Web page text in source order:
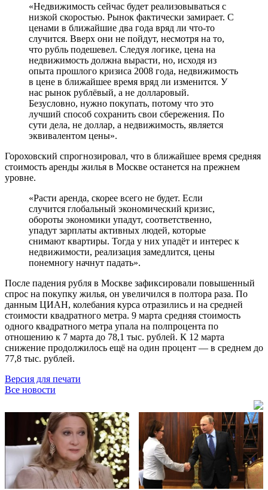
«Недвижимость сейчас будет реализовываться с
низкой скоростью. Рынок фактически замирает. С
ценами в ближайшие два года вряд ли что-то
случится. Вверх они не пойдут, несмотря на то,
что рубль подешевел. Следуя логике, цена на
недвижимость должна вырасти, но, исходя из
опыта прошлого кризиса 2008 года, недвижимость
в цене в ближайшее время вряд ли изменится. У
нас рынок рублёвый, а не долларовый.
Безусловно, нужно покупать, потому что это
лучший способ сохранить свои сбережения. По
сути дела, не доллар, а недвижимость, является
эквивалентом цены».
Гороховский спрогнозировал, что в ближайшее время средняя
стоимость аренды жилья в Москве останется на прежнем
уровне.
«Расти аренда, скорее всего не будет. Если
случится глобальный экономический кризис,
обороты экономики упадут, соответственно,
упадут зарплаты активных людей, которые
снимают квартиры. Тогда у них упадёт и интерес к
недвижимости, реализация замедлится, цены
понемногу начнут падать».
После падения рубля в Москве зафиксировали повышенный
спрос на покупку жилья, он увеличился в полтора раза. По
данным ЦИАН, колебания курса отразились и на средней
стоимости квадратного метра. 9 марта средняя стоимость
одного квадратного метра упала на полпроцента по
отношению к 7 марта до 78,1 тыс. рублей. К 12 марта
снижение продолжилось ещё на один процент — в среднем до
77,8 тыс. рублей.
Версия для печати
Все новости